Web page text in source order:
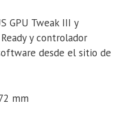
GPU Tweak III y
y controlador
desde el sitio de
mm